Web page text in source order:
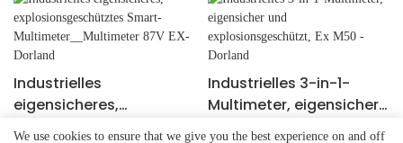
Industrielles
eigensicheres,
explosionsgeschütztes
Industrielles 3-in-1-
Multimeter, eigensicher
We use cookies to ensure that we give you the best experience on and off